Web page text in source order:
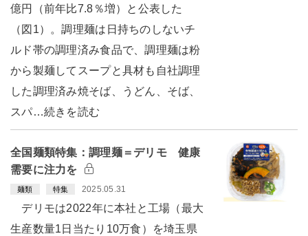
億円（前年比7.8％増）と公表した
（図1）。調理麺は日持ちのしないチ
ルド帯の調理済み食品で、調理麺は粉
から製麺してスープと具材も自社調理
した調理済み焼そば、うどん、そば、
スパ…続きを読む
全国麺類特集：調理麺＝デリモ 健康
需要に注力を
麺類 特集 2025.05.31
デリモは2022年に本社と工場（最大
生産数量1日当たり10万食）を埼玉県